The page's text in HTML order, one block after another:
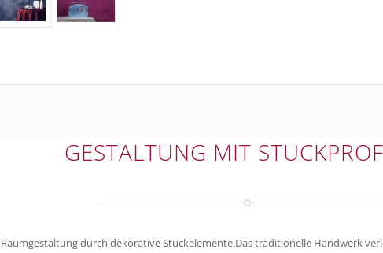
GESTALTUNG MIT
durch dekorative Stuckelemente.Das traditionelle Handwerk